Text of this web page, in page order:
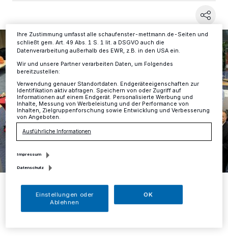
Foto: Kreissparkasse
Ihre Zustimmung umfasst alle schaufenster-mettmann.de-Seiten und
schließt gem. Art. 49 Abs. 1 S. 1 lit. a DSGVO auch die
Datenverarbeitung außerhalb des EWR, z.B. in den USA ein.
Wir und unsere Partner verarbeiten Daten, um Folgendes
bereitzustellen:
Verwendung genauer Standortdaten. Endgeräteeigenschaften zur
Identifikation aktiv abfragen. Speichern von oder Zugriff auf
Informationen auf einem Endgerät. Personalisierte Werbung und
Inhalte, Messung von Werbeleistung und der Performance von
Inhalten, Zielgruppenforschung sowie Entwicklung und Verbesserung
von Angeboten.
Ausführliche Informationen
Impressum
Datenschutz
Einstellungen oder
Ablehnen
OK